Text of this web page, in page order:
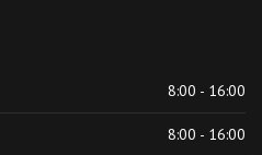
8:00 - 16:00
8:00 - 16:00